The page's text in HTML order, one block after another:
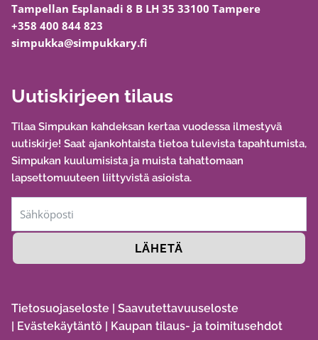
Tampellan Esplanadi 8 B LH 35 33100 Tampere
+358 400 844 823
simpukka@simpukkary.fi
Uutiskirjeen tilaus
Tilaa Simpukan kahdeksan kertaa vuodessa ilmestyvä
uutiskirje! Saat ajankohtaista tietoa tulevista tapahtumista,
Simpukan kuulumisista ja muista tahattomaan
lapsettomuuteen liittyvistä asioista.
LÄHETÄ
Tietosuojaseloste
Saavutettavuuseloste
Evästekäytäntö Kaupan tilaus- ja toimitusehdot